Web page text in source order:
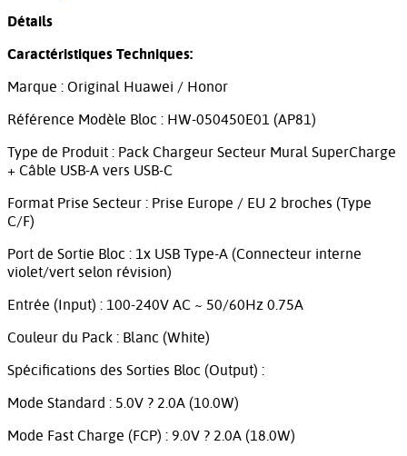
Détails
Caractéristiques Techniques:
Marque : Original Huawei / Honor
Référence Modèle Bloc : HW-050450E01 (AP81)
Type de Produit : Pack Chargeur Secteur Mural SuperCharge
+ Câble USB-A vers USB-C
Format Prise Secteur : Prise Europe / EU 2 broches (Type
C/F)
Port de Sortie Bloc : 1x USB Type-A (Connecteur interne
violet/vert selon révision)
Entrée (Input) : 100-240V AC ~ 50/60Hz 0.75A
Couleur du Pack : Blanc (White)
Spécifications des Sorties Bloc (Output) :
Mode Standard : 5.0V ? 2.0A (10.0W)
Mode Fast Charge (FCP) : 9.0V ? 2.0A (18.0W)